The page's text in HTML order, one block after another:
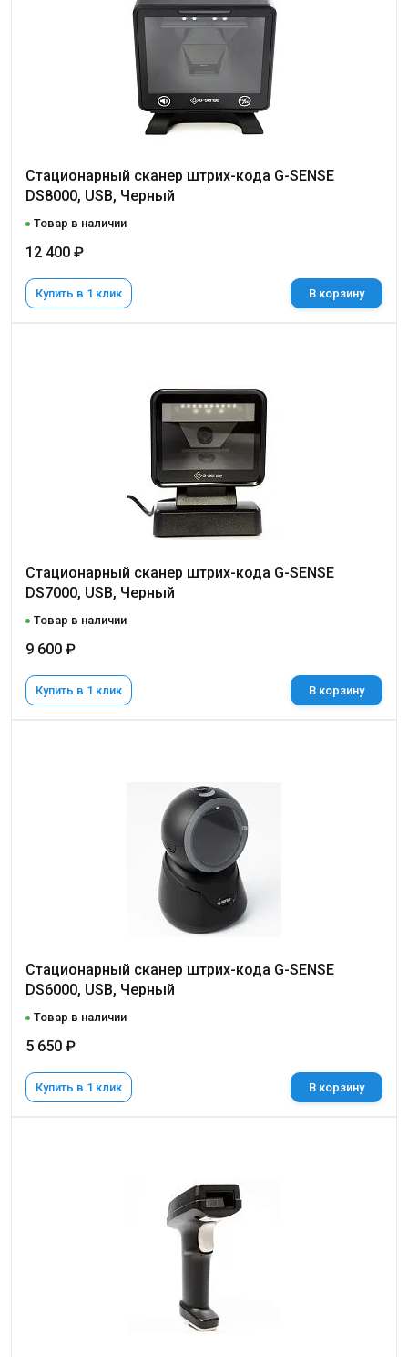
Стационарный сканер штрих-кода G-SENSE
DS8000, USB, Черный
Товар в наличии
12 400 ₽
Купить в 1 клик В корзину
Стационарный сканер штрих-кода G-SENSE
DS7000, USB, Черный
Товар в наличии
9 600 ₽
Купить в 1 клик В корзину
Стационарный сканер штрих-кода G-SENSE
DS6000, USB, Черный
Товар в наличии
5 650 ₽
Купить в 1 клик В корзину